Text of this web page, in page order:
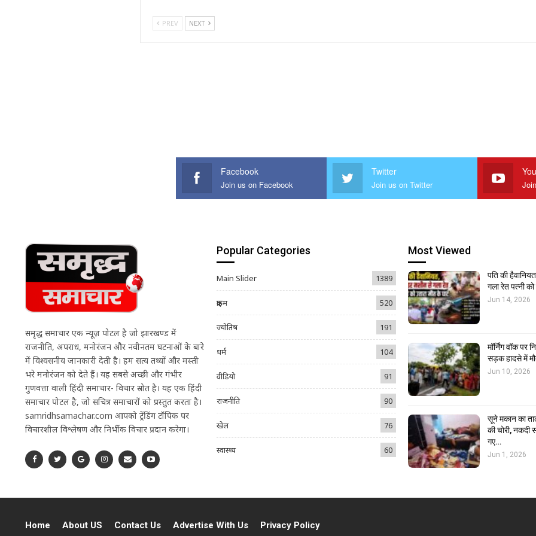
PREV NEXT
Facebook
Join us on Facebook
Twitter
Join us on Twitter
समृद्ध समाचार एक न्यूज़ पोर्टल है जो झारखण्ड में
राजनीति, अपराध, मनोरंजन और नवीनतम घटनाओं के बारे
में विश्वसनीय जानकारी देती है। हम सत्य तथ्यों और मस्ती
भरे मनोरंजन को देते हैं। यह सबसे अच्छी और गंभीर
गुणवत्ता वाली हिंदी समाचार- विचार स्रोत है। यह एक हिंदी
समाचार पोर्टल है, जो सचित्र समाचारों को प्रस्तुत करता है।
samridhsamachar.com आपको ट्रेंडिंग टॉपिक पर
विचारशील विश्लेषण और निर्भीक विचार प्रदान करेगा।
Popular Categories
Main Slider 1389
क्राइम 520
ज्योतिष 191
धर्म 104
वीडियो 91
राजनीति 90
खेल 76
स्वास्थ्य 60
Most Viewed
पति की
गला रेत पत्नी
Jun 14, 2026
मॉर्निंग वॉक पर
सड़क हादसे में
Jun 10, 2026
सूने मकान का
की चोरी, नकदी
गए…
Jun 1, 2026
Home About US Contact Us Advertise With Us Privacy Policy